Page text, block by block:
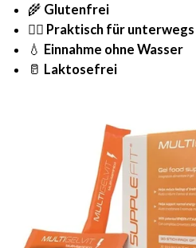
🌾 Glutenfrei
🚶‍♂️ Praktisch für unterwegs
💧 Einnahme ohne Wasser
🥛 Laktosefrei